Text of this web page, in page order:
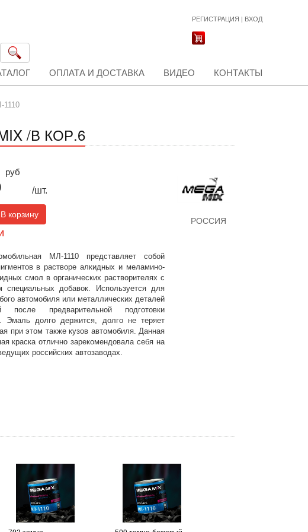
РЕГИСТРАЦИЯ | ВХОД
ОПЛАТА И ДОСТАВКА ВИДЕО КОНТАКТЫ
1110
/В КОР.6
руб
/шт.
В корзину
МЛ-1110 представляет собой
в растворе алкидных и меламино-
смол в органических растворителях с
специальных добавок. Используется для
автомобиля или металлических деталей
после предварительной подготовки
Эмаль долго держится, долго не теряет
при этом также кузов автомобиля. Данная
краска отлично зарекомендовала себя на
российских автозаводах.
РОССИЯ